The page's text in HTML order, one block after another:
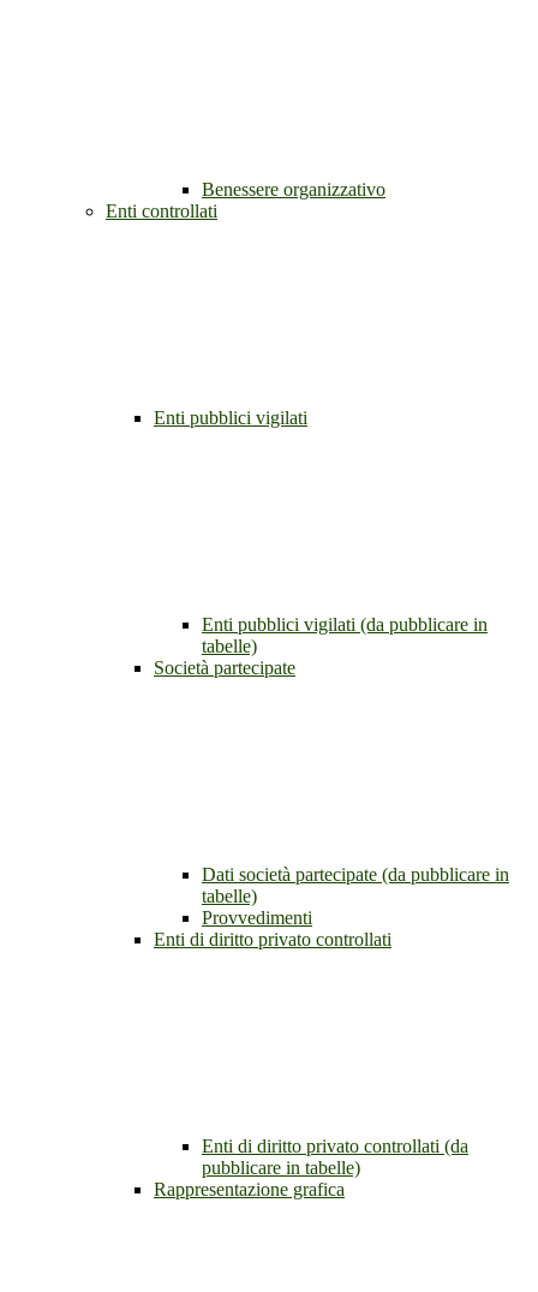
Benessere organizzativo
Enti controllati
Enti pubblici vigilati
Enti pubblici vigilati (da pubblicare in
tabelle)
Società partecipate
Dati società partecipate (da pubblicare in
tabelle)
Provvedimenti
Enti di diritto privato controllati
Enti di diritto privato controllati (da
pubblicare in tabelle)
Rappresentazione grafica